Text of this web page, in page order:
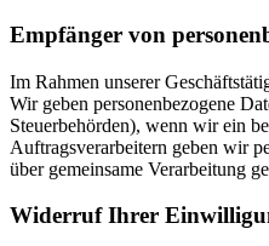
Empfänger von
Im Rahmen unserer
Wir geben personenbezogene
Steuerbehörden), wenn wir ein
Auftragsverarbeitern geben wir
über gemeinsame Verarbeitung
Widerruf Ihrer